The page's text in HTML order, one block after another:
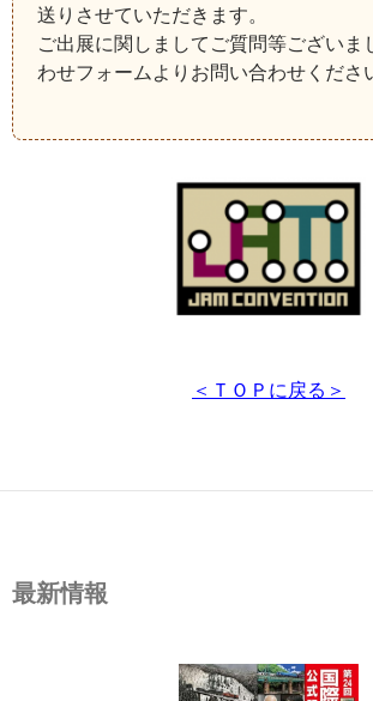
送りさせていただきます。
ご出展に関しましてご質問等ございま
わせフォームよりお問い合わせくださ
＜ＴＯＰに戻る＞
最新情報